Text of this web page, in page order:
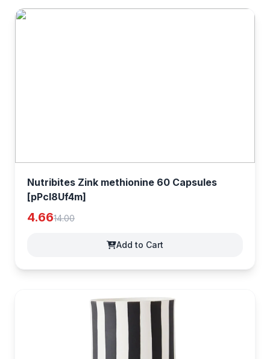
Nutribites Zink methionine 60 Capsules
[pPcl8Uf4m]
4.6614.00
Add to Cart